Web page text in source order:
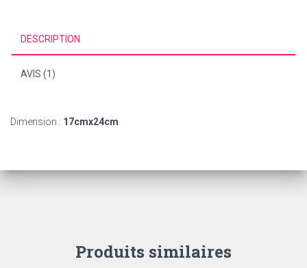
DESCRIPTION
AVIS (1)
Dimen­sion : 17cmx24cm
Produits similaires